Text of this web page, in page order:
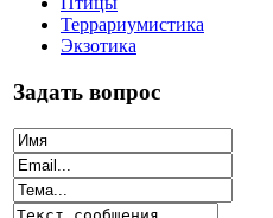
Террариумистика
Экзотика
Задать вопрос